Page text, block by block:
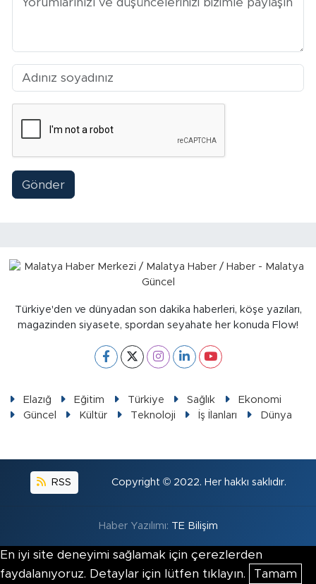
Gönder
Türkiye'den ve dünyadan son dakika haberleri, köşe yazıları,
magazinden siyasete, spordan seyahate her konuda Flow!
Elazığ Eğitim Türkiye Sağlık
Ekonomi
Güncel
Kültür Teknoloji İş İlanları Dünya
RSS Copyright © 2022. Her hakkı saklıdır.
Haber Yazılımı: TE Bilişim
En iyi site deneyimi sağlamak için çerezlerden
faydalanıyoruz. Detaylar için lütfen tıklayın.
Tamam
Adıyaman